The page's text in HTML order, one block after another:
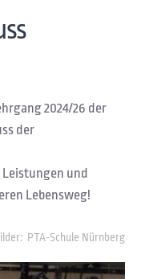
2024/26 der
der
und
Lebensweg!
PTA-Schule Nürnberg